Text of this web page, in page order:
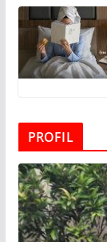
PROFIL